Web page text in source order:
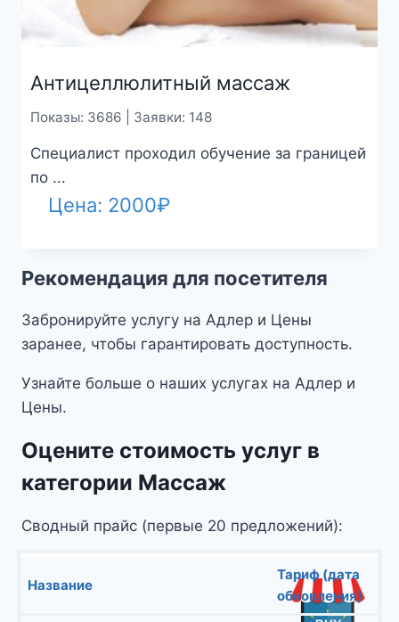
Антицеллюлитный массаж
Показы: 3686 | Заявки: 148
Специалист проходил обучение за границей
по ...
Цена: 2000₽
Рекомендация для посетителя
Забронируйте услугу на Адлер и Цены
заранее, чтобы гарантировать доступность.
Узнайте больше о наших услугах на Адлер и
Цены.
Оцените стоимость услуг в
категории Массаж
Сводный прайс (первые 20 предложений):
Название
Тариф (дата
обновления)